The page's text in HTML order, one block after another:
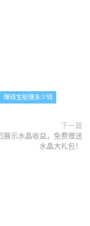
赚钱宝能赚多少钱
下一篇
展示水晶收益，免费赠送
水晶大礼包！